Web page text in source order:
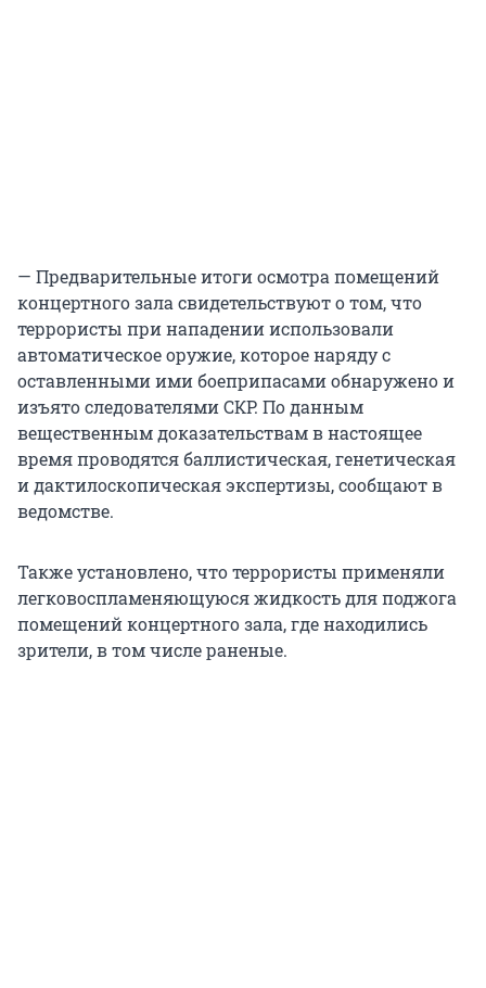
— Предварительные итоги осмотра помещений
концертного зала свидетельствуют о том, что
террористы при нападении использовали
автоматическое оружие, которое наряду с
оставленными ими боеприпасами обнаружено и
изъято следователями СКР. По данным
вещественным доказательствам в настоящее
время проводятся баллистическая, генетическая
и дактилоскопическая экспертизы, сообщают в
ведомстве.
Также установлено, что террористы применяли
легковоспламеняющуюся жидкость для поджога
помещений концертного зала, где находились
зрители, в том числе раненые.